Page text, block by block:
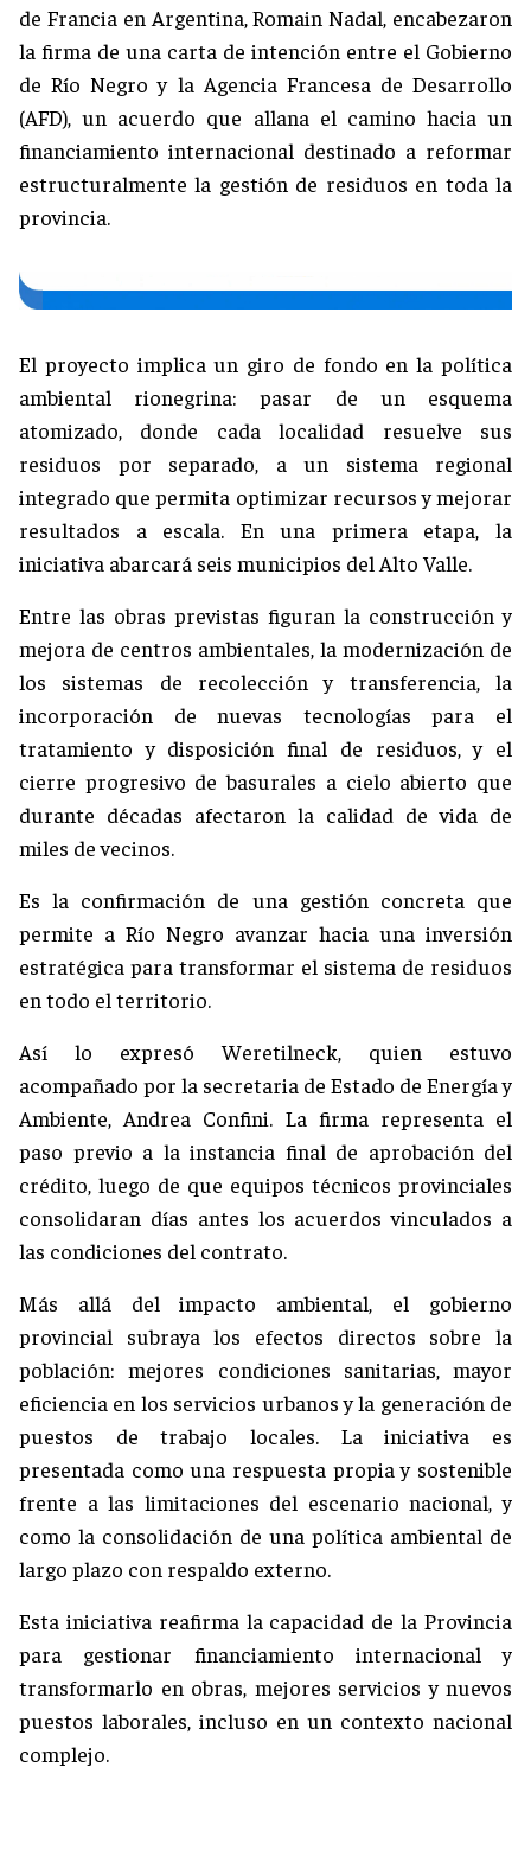
de Francia en Argentina, Romain Nadal, encabezaron
la firma de una carta de intención entre el Gobierno
de Río Negro y la Agencia Francesa de Desarrollo
(AFD), un acuerdo que allana el camino hacia un
financiamiento internacional destinado a reformar
estructuralmente la gestión de residuos en toda la
provincia.
El proyecto implica un giro de fondo en la política
ambiental rionegrina: pasar de un esquema
atomizado, donde cada localidad resuelve sus
residuos por separado, a un sistema regional
integrado que permita optimizar recursos y mejorar
resultados a escala. En una primera etapa, la
iniciativa abarcará seis municipios del Alto Valle.
Entre las obras previstas figuran la construcción y
mejora de centros ambientales, la modernización de
los sistemas de recolección y transferencia, la
incorporación de nuevas tecnologías para el
tratamiento y disposición final de residuos, y el
cierre progresivo de basurales a cielo abierto que
durante décadas afectaron la calidad de vida de
miles de vecinos.
Es la confirmación de una gestión concreta que
permite a Río Negro avanzar hacia una inversión
estratégica para transformar el sistema de residuos
en todo el territorio.
Así lo expresó Weretilneck, quien estuvo
acompañado por la secretaria de Estado de Energía y
Ambiente, Andrea Confini. La firma representa el
paso previo a la instancia final de aprobación del
crédito, luego de que equipos técnicos provinciales
consolidaran días antes los acuerdos vinculados a
las condiciones del contrato.
Más allá del impacto ambiental, el gobierno
provincial subraya los efectos directos sobre la
población: mejores condiciones sanitarias, mayor
eficiencia en los servicios urbanos y la generación de
puestos de trabajo locales. La iniciativa es
presentada como una respuesta propia y sostenible
frente a las limitaciones del escenario nacional, y
como la consolidación de una política ambiental de
largo plazo con respaldo externo.
Esta iniciativa reafirma la capacidad de la Provincia
para gestionar financiamiento internacional y
transformarlo en obras, mejores servicios y nuevos
puestos laborales, incluso en un contexto nacional
complejo.